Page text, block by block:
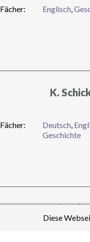
Diese
Fächer:
Englisch,
K.
Fächer: Deutsch,
Geschichte
K.